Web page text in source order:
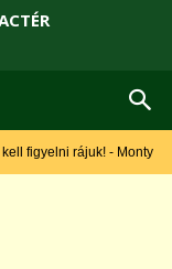
rájuk! - Monty Roberts